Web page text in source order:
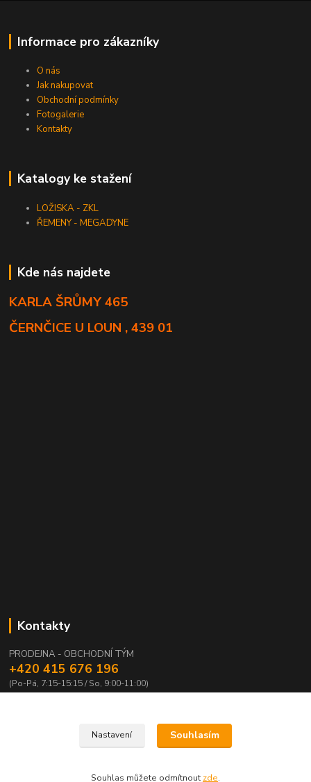
Informace pro zákazníky
O nás
Jak nakupovat
Obchodní podmínky
Fotogalerie
Kontakty
Katalogy ke stažení
LOŽISKA - ZKL
ŘEMENY - MEGADYNE
Kde nás najdete
KARLA ŠRŮMY 465
ČERNČICE U LOUN , 439 01
Kontakty
PRODEJNA - OBCHODNÍ TÝM
+420 415 676 196
(Po-Pá, 7:15-15:15 / So, 9:00-11:00)
Nastavení Souhlasím
Souhlas můžete odmítnout zde.